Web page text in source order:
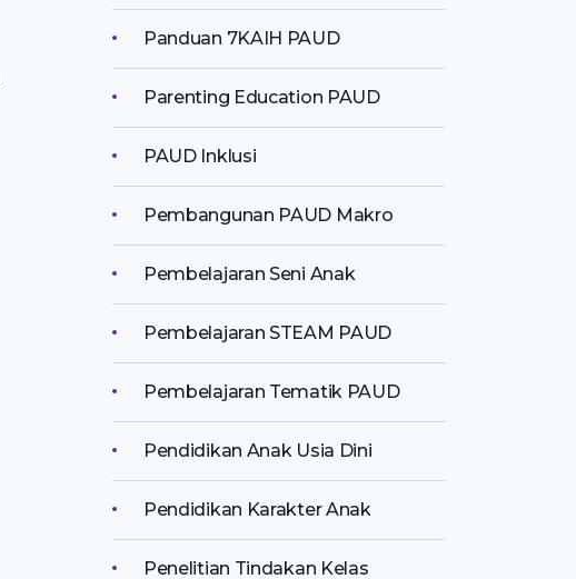
Panduan 7KAIH PAUD
Parenting Education PAUD
PAUD Inklusi
Pembangunan PAUD Makro
Pembelajaran Seni Anak
Pembelajaran STEAM PAUD
Pembelajaran Tematik PAUD
Pendidikan Anak Usia Dini
Pendidikan Karakter Anak
Penelitian Tindakan Kelas